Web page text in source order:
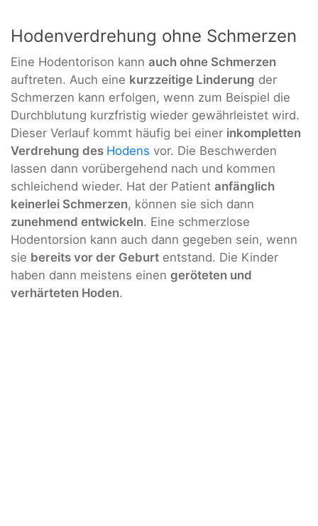
Hodenverdrehung ohne Schmerzen
Eine Hodentorison kann auch ohne Schmerzen
auftreten. Auch eine kurzzeitige Linderung der
Schmerzen kann erfolgen, wenn zum Beispiel die
Durchblutung kurzfristig wieder gewährleistet wird.
Dieser Verlauf kommt häufig bei einer inkompletten
Verdrehung des Hodens vor. Die Beschwerden
lassen dann vorübergehend nach und kommen
schleichend wieder. Hat der Patient anfänglich
keinerlei Schmerzen, können sie sich dann
zunehmend entwickeln. Eine schmerzlose
Hodentorsion kann auch dann gegeben sein, wenn
sie bereits vor der Geburt entstand. Die Kinder
haben dann meistens einen geröteten und
verhärteten Hoden.